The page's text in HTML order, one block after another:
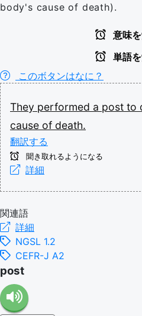
body's cause of death).
意味
単語
このボタンはなに？
They performed a post to
cause of death.
翻訳する
聞き取れるようになる
詳細
関連語
詳細
NGSL 1.2
CEFR-J A2
post